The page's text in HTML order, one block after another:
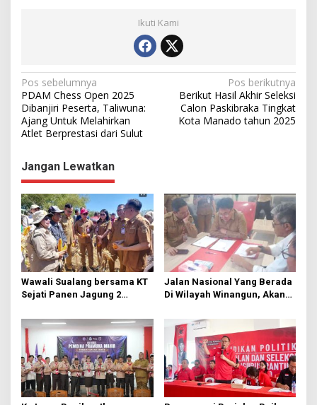
Ikuti Kami
N
a
v
g
a
s
i
p
o
s
Pos sebelumnya
PDAM Chess Open 2025
Dibanjiri Peserta, Taliwuna:
Ajang Untuk Melahirkan
Atlet Berprestasi dari Sulut
Pos berikutnya
Berikut Hasil Akhir Seleksi
Calon Paskibraka Tingkat
Kota Manado tahun 2025
Jangan Lewatkan
Wawali Sualang bersama KT
Sejati Panen Jagung 2
Jalan Nasional Yang Berada
Di Wilayah Winangun, Akan